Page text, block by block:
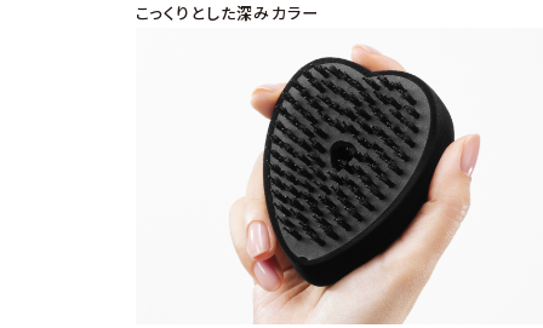
こっくりとした深みカラー